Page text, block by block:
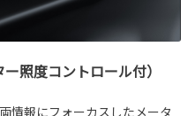
照度コントロール付）
情報にフォーカスしたメータ